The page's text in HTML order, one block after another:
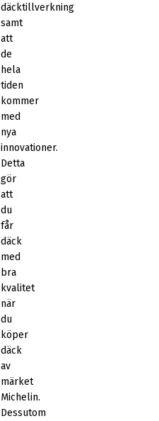
däcktillverkning
samt
att
de
hela
tiden
kommer
med
nya
innovationer.
Detta
gör
att
du
får
däck
med
bra
kvalitet
när
du
köper
däck
av
märket
Michelin.
Dessutom